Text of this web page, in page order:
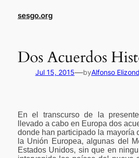
sesgo.org
Dos Acuerdos
Jul 15, 2015—byAlfonso
En el transcurso de la
llevado a cabo en Europa dos
donde han participado la mayoría
la Unión Europea, algunas del
Estados Unidos, sin que en